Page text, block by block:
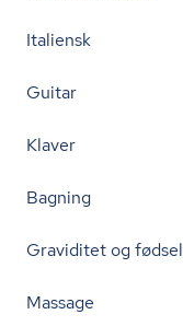
Italiensk
Guitar
Klaver
Bagning
Graviditet og fødsel
Massage